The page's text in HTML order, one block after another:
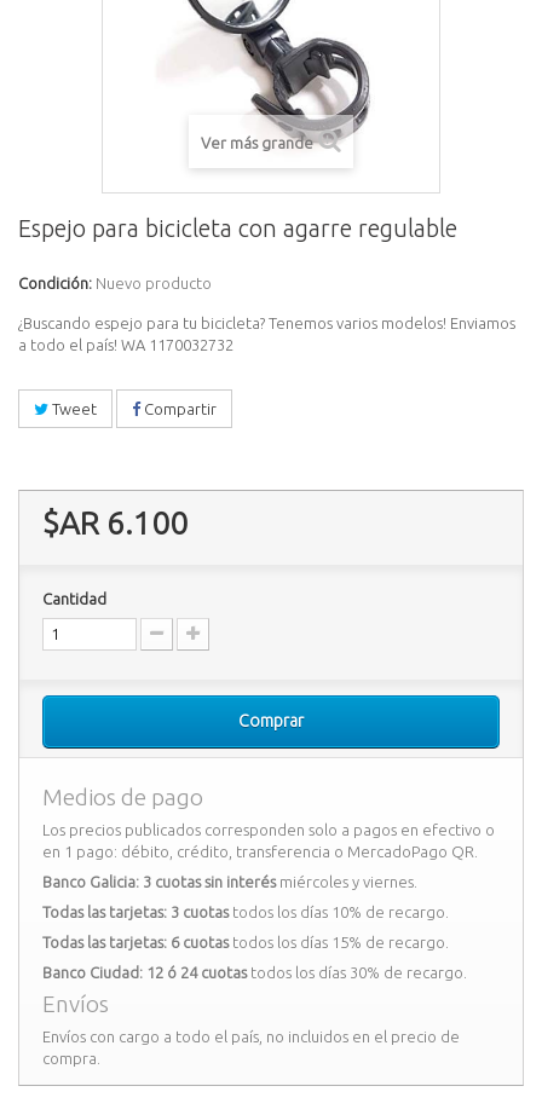
Ver más grande
Espejo para bicicleta con agarre regulable
Condición: Nuevo producto
¿Buscando espejo para tu bicicleta? Tenemos varios modelos! Enviamos
a todo el país! WA 1170032732
Tweet Compartir
$AR 6.100
Cantidad
Comprar
Medios de pago
Los precios publicados corresponden solo a pagos en efectivo o
en 1 pago: débito, crédito, transferencia o MercadoPago QR.
Banco Galicia: 3 cuotas sin interésmiércoles y viernes.
Todas las tarjetas: 3 cuotastodos los días 10% de recargo.
Todas las tarjetas: 6 cuotastodos los días 15% de recargo.
Banco Ciudad: 12 ó 24 cuotastodos los días 30% de recargo.
Envíos
Envíos con cargo a todo el país, no incluidos en el precio de
compra.